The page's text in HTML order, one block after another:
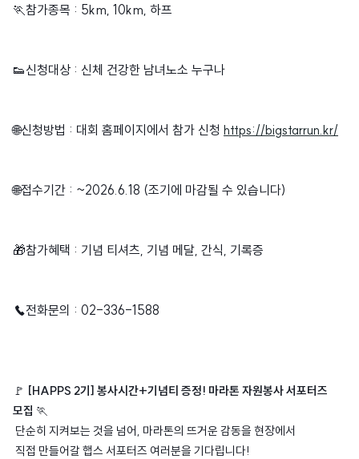
🏃참가종목 : 5km, 10km, 하프
👟신청대상 : 신체 건강한 남녀노소 누구나
🌐신청방법 : 대회 홈페이지에서 참가 신청 https://bigstarrun.kr/
🌐접수기간 : ~2026.6.18 (조기에 마감될 수 있습니다)
🎁참가혜택 : 기념 티셔츠, 기념 메달, 간식, 기록증
☎전화문의 : 02-336-1588
🚩 [HAPPS 2기] 봉사시간+기념티 증정! 마라톤 자원봉사 서포터즈
모집 🏃‍
단순히 지켜보는 것을 넘어, 마라톤의 뜨거운 감동을 현장에서
직접 만들어갈 햅스 서포터즈 여러분을 기다립니다!